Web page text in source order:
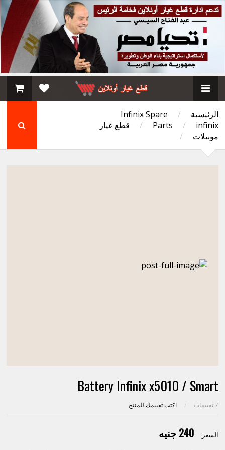
الرئيسية /
Infinix Spare
Parts
/ infinix
/
قطع غيار
موبيلات
/
Battery Infinix x5010 / Smart
7 تقييمات / اكتب تقييمك للمنتج
السعر: 240 جنيه